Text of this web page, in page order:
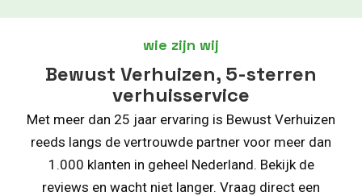
wie zijn wij
Bewust Verhuizen, 5-sterren
verhuisservice
Met meer dan 25 jaar ervaring is Bewust Verhuizen
reeds langs de vertrouwde partner voor meer dan
1.000 klanten in geheel Nederland. Bekijk de
reviews en wacht niet langer. Vraag direct een